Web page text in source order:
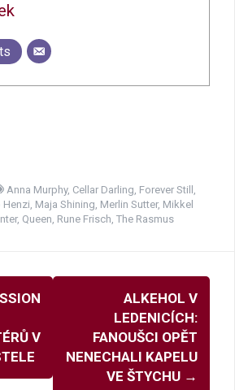
Anna Murphy, Cellar Darling Forever Still
Henzi Maja Shining Merlin Sutter, Mikkel
, Queen Rune Frisch The Rasmus
V
ALKEHOL V
LEDENICÍCH:
FANOUŠCI OPĚT
NENECHALI KAPELU
VE ŠTYCHU →